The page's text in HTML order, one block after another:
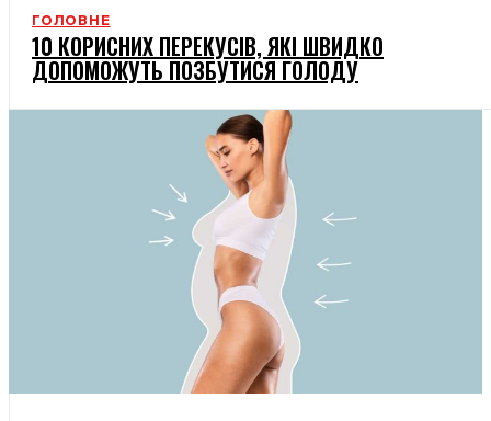
ГОЛОВНЕ
10 КОРИСНИХ ПЕРЕКУСІВ, ЯКІ ШВИДКО
ДОПОМОЖУТЬ ПОЗБУТИСЯ ГОЛОДУ